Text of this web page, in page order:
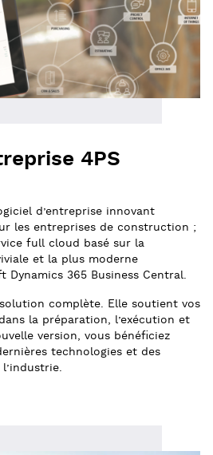
4PS
d’entreprise innovant
les entreprises de construction ;
full cloud basé sur la
et la plus moderne
Dynamics 365 Business Central.
complète. Elle soutient vos
la préparation, l’exécution et
version, vous bénéficiez
technologies et des